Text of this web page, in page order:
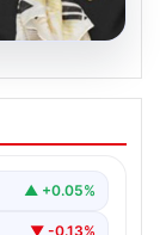
▲ +0.05%
▼ -0.13%